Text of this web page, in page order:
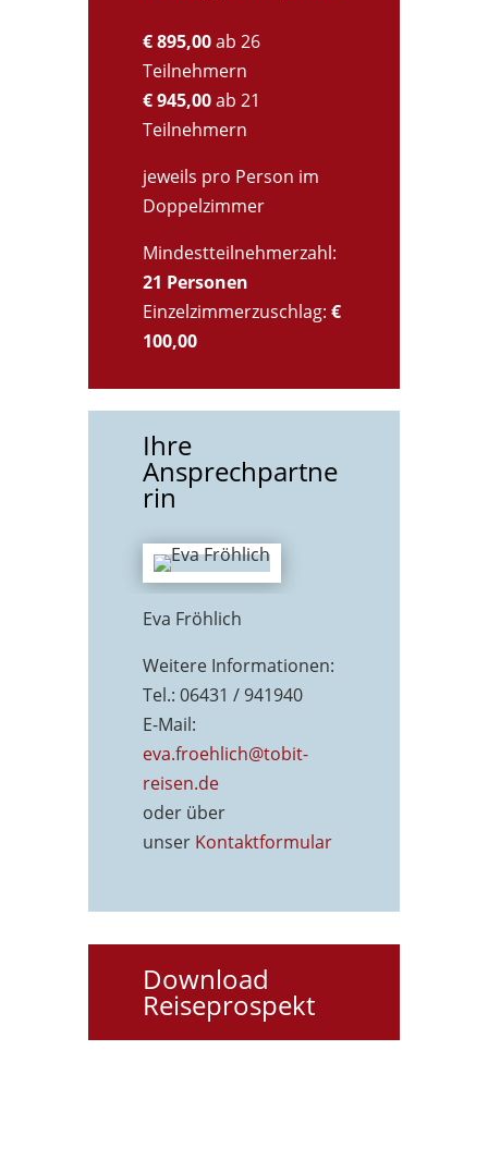
€ 895,00ab 26
Teilnehmern
€ 945,00ab 21
Teilnehmern
jeweils pro Person im
Doppelzimmer
Mindestteilnehmerzahl:
21 Personen
Einzelzimmerzuschlag: €
100,00
Ihre
Ansprechpartne
rin
Eva Fröhlich
Weitere Informationen:
Tel.: 06431 / 941940
E-Mail:
eva.froehlich@tobit-
reisen.de
oder über
unser Kontaktformular
Download
Reiseprospekt